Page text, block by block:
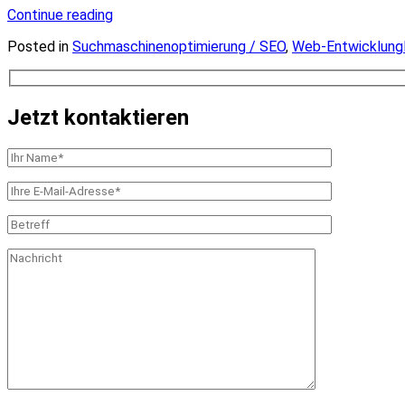
Continue readingMehr
Posted in Suchmaschinenoptimierung / SEO, Web-Entwicklung
Jetzt kontaktieren